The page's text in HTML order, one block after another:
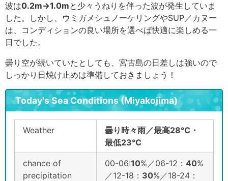
波は0.2m→1.0mと少々うねりを伴った波が発生していま
した。しかし、ウミガメシュノーケリングやSUP／カヌー
は、コンディションの良い場所を選べば快適に楽しめる一
日でした。
曇り空が続いていたとしても、宮古島の日差しは強いので
しっかり日焼け止めは準備しておきましょう！
Today's Sea Conditions (Miyakojima)
Weather
曇り時々雨／最高28℃・
最低23℃
chance of
precipitation
00-06:10%／06-12： 40%
／12-18： 30%／18-24：